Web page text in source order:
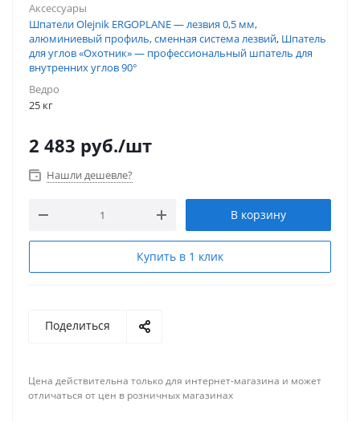
Аксессуары
Шпатели Olejnik ERGOPLANE — лезвия 0,5 мм,
алюминиевый профиль, сменная система лезвий, Шпатель
для углов «Охотник» — профессиональный шпатель для
внутренних углов 90°
Ведро
25 кг
2 483 руб./шт
Нашли дешевле?
В корзину
Купить в 1 клик
Поделиться
Цена действительна только для интернет-магазина и может
отличаться от цен в розничных магазинах